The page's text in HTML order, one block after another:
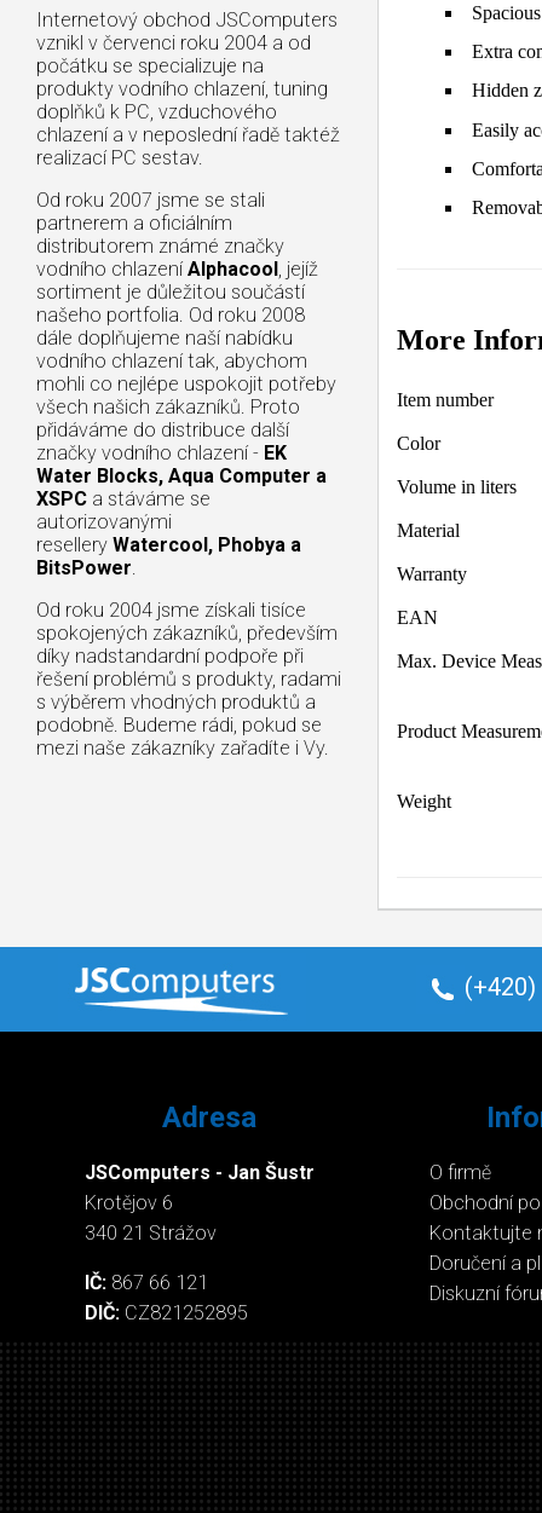
Internetový obchod JSComputers
vznikl v červenci roku 2004 a od
počátku se specializuje na
produkty vodního chlazení, tuning
doplňků k PC, vzduchového
chlazení a v neposlední řadě taktéž
realizací PC sestav.
Od roku 2007 jsme se stali
partnerem a oficiálním
distributorem známé značky
vodního chlazení Alphacool, jejíž
sortiment je důležitou součástí
našeho portfolia. Od roku 2008
dále doplňujeme naší nabídku
vodního chlazení tak, abychom
mohli co nejlépe uspokojit potřeby
všech našich zákazníků. Proto
přidáváme do distribuce další
značky vodního chlazení - EK
Water Blocks, Aqua Computer a
XSPC a stáváme se
autorizovanými
resellery Watercool, Phobya a
BitsPower.
Od roku 2004 jsme získali tisíce
spokojených zákazníků, především
díky nadstandardní podpoře při
řešení problémů s produkty, radami
s výběrem vhodných produktů a
podobně. Budeme rádi, pokud se
mezi naše zákazníky zařadíte i Vy.
Extra
Hidden
Easily
More
More Information
Item number
Color
Volume in liters
Material
Warranty
EAN
Max. Device
Product
Weight
(+420)
Adresa
JSComputers - Jan Šustr
Krotějov 6
340 21 Strážov
IČ: 867 66 121
DIČ: CZ821252895
O firmě
Obchodní
Kontaktujte
Doručení a
Diskuzní